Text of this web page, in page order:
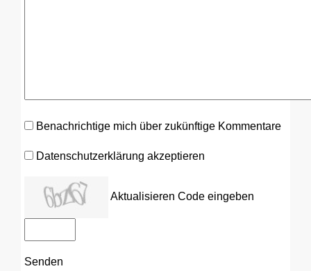
Benachrichtige mich über zukünftige Kommentare
Datenschutzerklärung akzeptieren
Aktualisieren Code eingeben
Senden